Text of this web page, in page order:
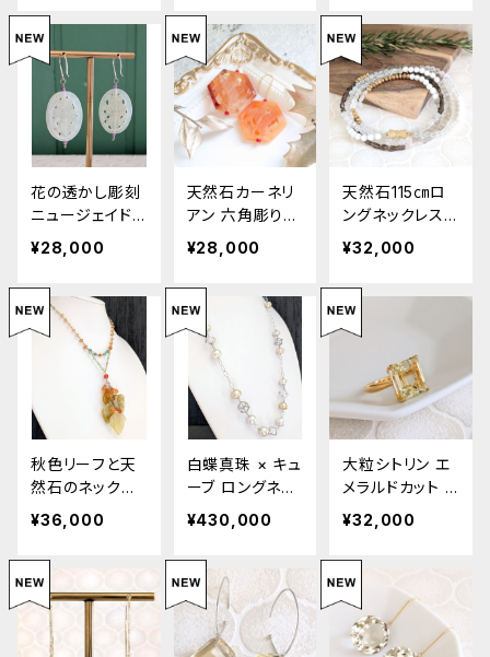
Earrings
oss Agate & C
itrine Rough-C
ut Necklace &
Earrings
ト・ブレスレット）
/ K18WG Black
South Sea Pe
arl & Diamond
Jewelry Set
花の透かし彫刻
ニュージェイドピ
アス / K18WG
Floral Carved
New Jade Ear
rings
¥28,000
天然石カーネリ
アン 六角彫り
大ぶりピアス / 1
8K Carnelian
Hexagon Earri
ngs
¥28,000
天然石115㎝ロ
ングネックレス
水晶 / SV Crys
tal Gemstone
Long Necklac
e
¥32,000
秋色リーフと天
然石のネックレ
ス / SV Autum
n Leaf Gemsto
ne Necklace
¥36,000
白蝶真珠 × キュ
ーブ ロングネッ
クレス /K18W
G・SV White S
outh Sea Pear
l × Cube Long
Necklace
¥430,000
大粒シトリン エ
メラルドカット リ
ング #12 / SV
Citrine Emeral
d Cut Ring
¥32,000